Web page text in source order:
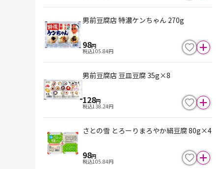
男前豆腐店 特濃ケンちゃん 270g
98円
税込105.84円
男前豆腐店 豆皿豆腐 35g×8
128円
税込138.24円
さとの雪 とろーりまろやか絹豆腐 80g×4
98円
税込105.84円